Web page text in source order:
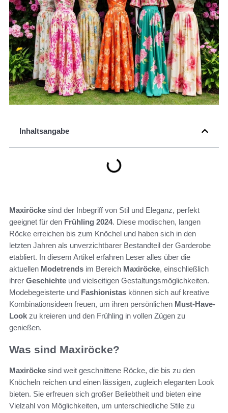
Inhaltsangabe
Maxiröcke sind der Inbegriff von Stil und Eleganz, perfekt
geeignet für den Frühling 2024. Diese modischen, langen
Röcke erreichen bis zum Knöchel und haben sich in den
letzten Jahren als unverzichtbarer Bestandteil der Garderobe
etabliert. In diesem Artikel erfahren Leser alles über die
aktuellen Modetrends im Bereich Maxiröcke, einschließlich
ihrer Geschichte und vielseitigen Gestaltungsmöglichkeiten.
Modebegeisterte und Fashionistas können sich auf kreative
Kombinationsideen freuen, um ihren persönlichen Must-Have-
Look zu kreieren und den Frühling in vollen Zügen zu
genießen.
Was sind Maxiröcke?
Maxiröcke sind weit geschnittene Röcke, die bis zu den
Knöcheln reichen und einen lässigen, zugleich eleganten Look
bieten. Sie erfreuen sich großer Beliebtheit und bieten eine
Vielzahl von Möglichkeiten, um unterschiedliche Stile zu